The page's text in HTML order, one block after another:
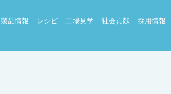
製品情報 レシピ 工場見学 社会貢献 採用情報